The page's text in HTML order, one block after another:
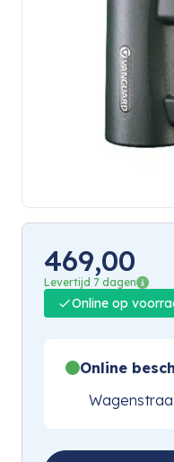
469,00
Levertijd 7 dagen
Online op
Online